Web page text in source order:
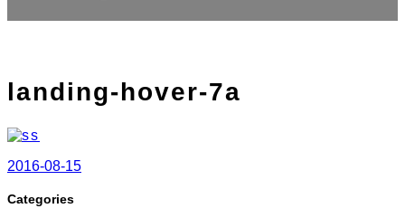
landing-hover-7a
2016-08-15
Categories